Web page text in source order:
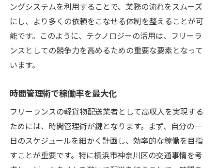
ングシステムを利用することで、業務の流れをスムーズ
にし、より多くの依頼をこなせる体制を整えることが可
能です。このように、テクノロジーの活用は、フリーラ
ンスとしての競争力を高めるための重要な要素となって
います。
時間管理術で稼働率を最大化
フリーランスの軽貨物配送業者として高収入を実現する
ためには、時間管理術が鍵となります。まず、自分の一
日のスケジュールを細かく計画し、効率的な稼働を目指
すことが重要です。特に横浜市神奈川区の交通事情を考